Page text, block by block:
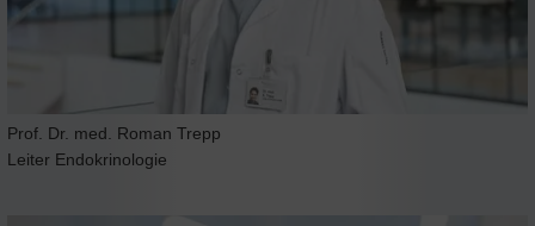
Prof. Dr. med. Roman Trepp
Leiter Endokrinologie